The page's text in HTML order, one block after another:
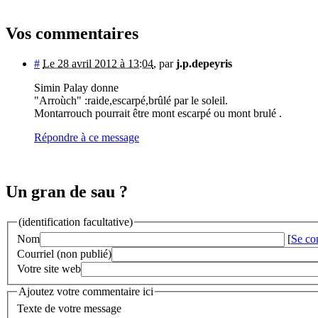
Vos commentaires
# Le 28 avril 2012 à 13:04, parj.p.depeyris
Simin Palay donne
"Arroùch" :raide,escarpé,brûlé par le soleil.
Montarrouch pourrait être mont escarpé ou mont brulé .
Répondre à ce message
Un gran de sau ?
(identification facultative)
Nom
[Se
Courriel (non publié)
Votre site web
Ajoutez votre commentaire ici
Texte de votre message